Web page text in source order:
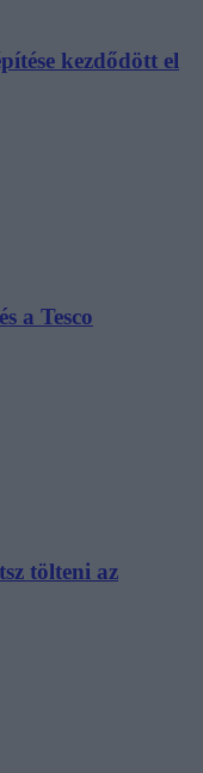
kezdődött el
a Tesco
tölteni az